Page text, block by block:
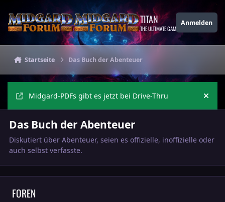
TITAN
THE ULTIMATE GAMING THEME
Anmelden
Startseite Das Buch der Abenteuer
Midgard-PDFs gibt es jetzt bei Drive-Thru
Das Buch der Abenteuer
Diskutiert über Abenteuer, seien es offizielle, inoffizielle oder
auch selbst verfasste.
FOREN